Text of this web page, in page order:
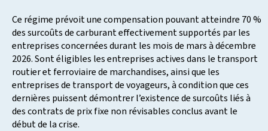
Ce régime prévoit une compensation pouvant atteindre 70 %
des surcoûts de carburant effectivement supportés par les
entreprises concernées durant les mois de mars à décembre
2026. Sont éligibles les entreprises actives dans le transport
routier et ferroviaire de marchandises, ainsi que les
entreprises de transport de voyageurs, à condition que ces
dernières puissent démontrer l’existence de surcoûts liés à
des contrats de prix fixe non révisables conclus avant le
début de la crise.